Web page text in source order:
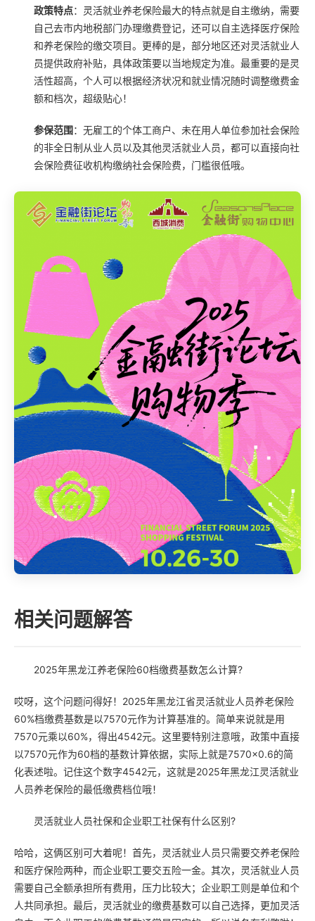
政策特点：灵活就业养老保险最大的特点就是自主缴纳，需要
自己去市内地税部门办理缴费登记，还可以自主选择医疗保险
和养老保险的缴交项目。更棒的是，部分地区还对灵活就业人
员提供政府补贴，具体政策要以当地规定为准。最重要的是灵
活性超高，个人可以根据经济状况和就业情况随时调整缴费金
额和档次，超级贴心！
参保范围 ：无雇工的个体工商户、未在用人单位参加社会保险
的非全日制从业人员以及其他灵活就业人员，都可以直接向社
会保险费征收机构缴纳社会保险费，门槛很低哦。
相关问题解答
2025年黑龙江养老保险60档缴费基数怎么计算?
哎呀，这个问题问得好！2025年黑龙江省灵活就业人员养老保险
60%档缴费基数是以7570元作为计算基准的。简单来说就是用
7570元乘以60%，得出4542元。这里要特别注意哦，政策中直接
以7570元作为60档的基数计算依据，实际上就是7570×0.6的简
化表述啦。记住这个数字4542元，这就是2025年黑龙江灵活就业
人员养老保险的最低缴费档位哦！
灵活就业人员社保和企业职工社保有什么区别?
哈哈，这俩区别可大着呢！首先，灵活就业人员只需要交养老保险
和医疗保险两种，而企业职工要交五险一金。其次，灵活就业人员
需要自己全额承担所有费用，压力比较大；企业职工则是单位和个
人共同承担。最后，灵活就业的缴费基数可以自己选择，更加灵活